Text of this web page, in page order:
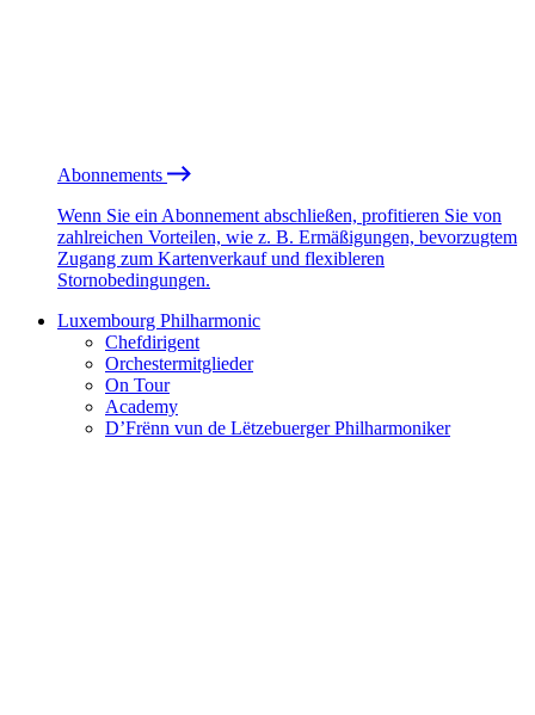
Abonnements
Wenn Sie ein Abonnement abschließen, profitieren Sie von
zahlreichen Vorteilen, wie z. B. Ermäßigungen, bevorzugtem
Zugang zum Kartenverkauf und flexibleren
Stornobedingungen.
Luxembourg Philharmonic
Chefdirigent
Orchestermitglieder
On Tour
Academy
D’Frënn vun de Lëtzebuerger Philharmoniker